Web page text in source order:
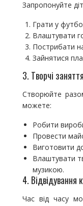
Запропонуйте
Грати у
Влаштувати
Пострибати
Зайнятися
3. Творчі заняття
Створюйте
можете:
Робити
Провести
Виготовити
Влаштувати
музикою.
4. Відвідування
Час від часу